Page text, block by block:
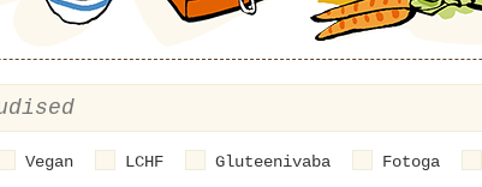
Vegan LCHF Gluteenivaba Fotoga